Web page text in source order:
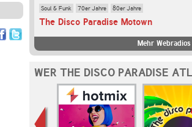
Soul & Funk 70er Jahre 80er Jahre
The Disco Paradise Motown
Mehr
WER THE DISCO PARADISE